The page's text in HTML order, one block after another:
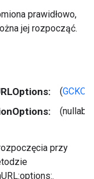
prawidłowo,
jej rozpocząć.
(
przy